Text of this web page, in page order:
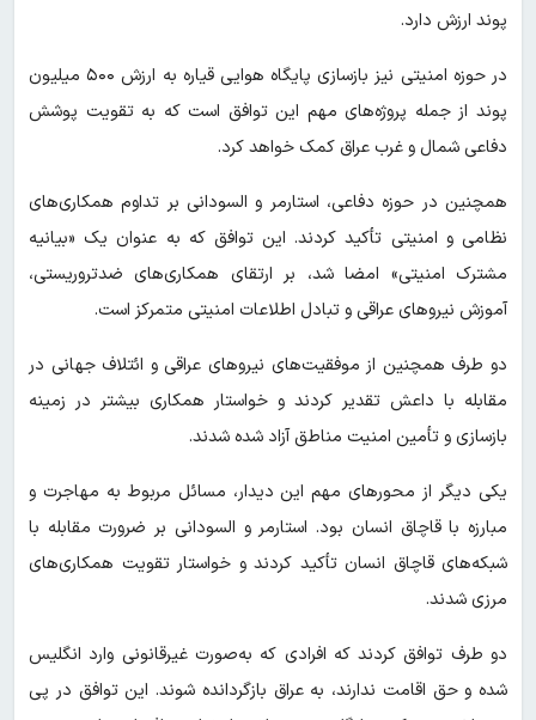
پوند ارزش دارد.
در حوزه امنیتی نیز بازسازی پایگاه هوایی قیاره به ارزش ۵۰۰ میلیون
پوند از جمله پروژه‌های مهم این توافق است که به تقویت پوشش
دفاعی شمال و غرب عراق کمک خواهد کرد.
همچنین در حوزه دفاعی، استارمر و السودانی بر تداوم همکاری‌های
نظامی و امنیتی تأکید کردند. این توافق که به‌ عنوان یک «بیانیه
مشترک امنیتی» امضا شد، بر ارتقای همکاری‌های ضدتروریستی،
آموزش نیروهای عراقی و تبادل اطلاعات امنیتی متمرکز است.
دو طرف همچنین از موفقیت‌های نیروهای عراقی و ائتلاف جهانی در
مقابله با داعش تقدیر کردند و خواستار همکاری بیشتر در زمینه
بازسازی و تأمین امنیت مناطق آزاد شده شدند.
یکی دیگر از محورهای مهم این دیدار، مسائل مربوط به مهاجرت و
مبارزه با قاچاق انسان بود. استارمر و السودانی بر ضرورت مقابله با
شبکه‌های قاچاق انسان تأکید کردند و خواستار تقویت همکاری‌های
مرزی شدند.
دو طرف توافق کردند که افرادی که به‌صورت غیرقانونی وارد انگلیس
شده و حق اقامت ندارند، به عراق بازگردانده شوند. این توافق در پی